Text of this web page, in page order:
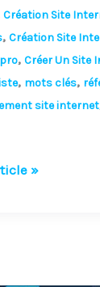
Création Site
,Création Site
,Créer Un Site
, mots clés,
site internet
»